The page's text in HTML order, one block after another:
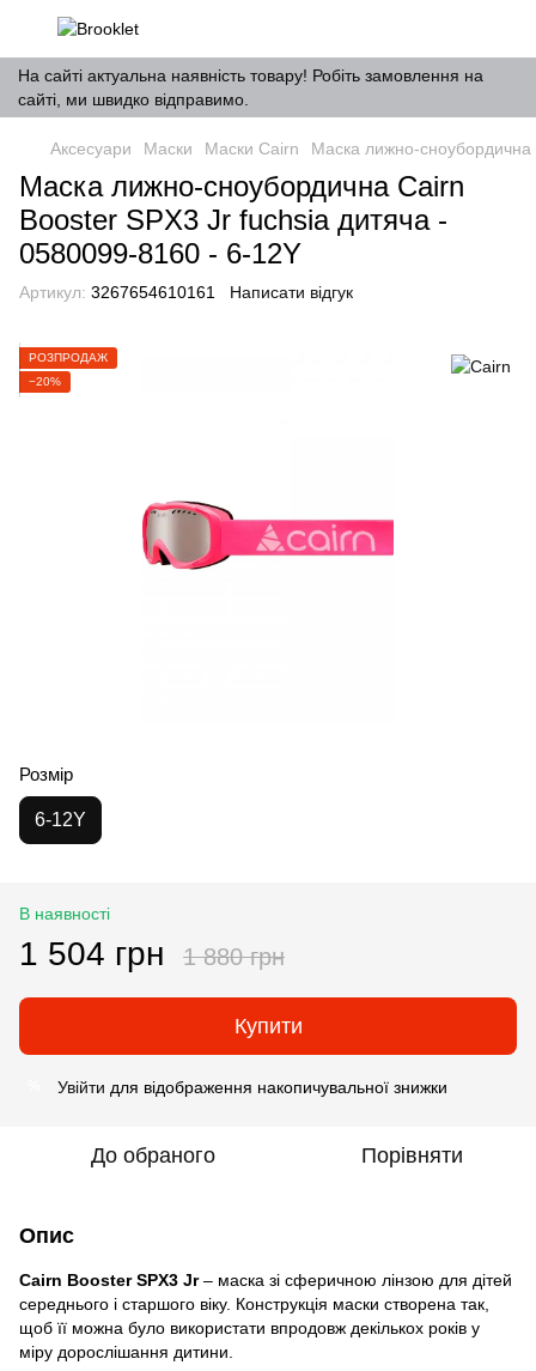
На сайті актуальна наявність товару! Робіть замовлення на
сайті, ми швидко відправимо.
Аксесуари Маски Маски Cairn Маска лижно-
Маска лижно-сноубордична Cairn
Booster SPX3 Jr fuchsia дитяча -
0580099-8160 - 6-12Y
Артикул: 3267654610161 Написати відгук
РОЗПРОДАЖ
−20%
Розмір
6-12Y
В наявності
1 504 грн 1 880 грн
Купити
Увійти для відображення накопичувальної знижки
До обраного Порівняти
Опис
Cairn Booster SPX3 Jr– маска зі сферичною лінзою для дітей
середнього і старшого віку. Конструкція маски створена так,
щоб її можна було використати впродовж декількох років у
міру дорослішання дитини.